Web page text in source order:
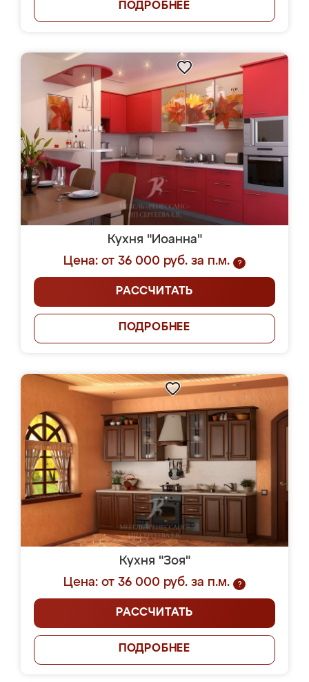
ПОДРОБНЕЕ
Кухня "Иоанна"
Цена: от 36 000 руб. за п.м.
?
РАССЧИТАТЬ
ПОДРОБНЕЕ
Кухня "Зоя"
Цена: от 36 000 руб. за п.м.
?
РАССЧИТАТЬ
ПОДРОБНЕЕ